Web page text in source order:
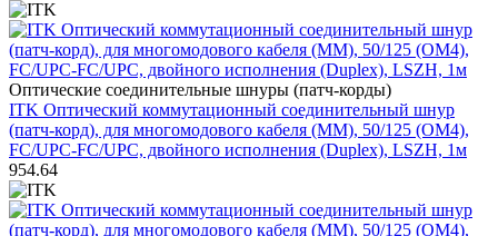
Оптические соединительные шнуры (патч-корды)
ITK Оптический коммутационный соединительный шнур
(патч-корд), для многомодового кабеля (MM), 50/125 (OM4),
FC/UPC-FC/UPC, двойного исполнения (Duplex), LSZH, 1м
954.64